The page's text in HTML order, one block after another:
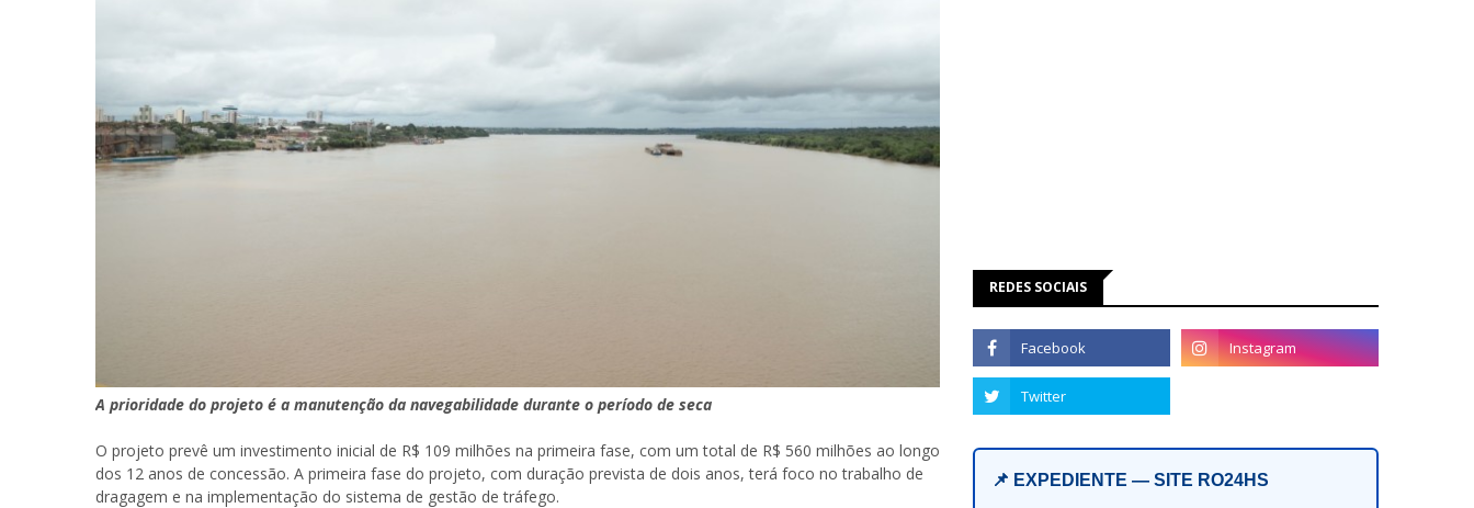
A prioridade do projeto é a manutenção da navegabilidade durante o período de seca
O projeto prevê um investimento inicial de R$ 109 milhões na primeira fase, com um total de R$ 560 milhões ao longo
dos 12 anos de concessão. A primeira fase do projeto, com duração prevista de dois anos, terá foco no trabalho de
dragagem e na implementação do sistema de gestão de tráfego.
REDES SOCIAIS
📌 EXPEDIENTE — SITE RO24HS